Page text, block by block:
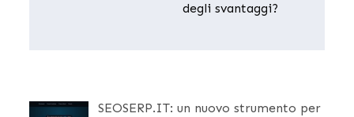
degli svantaggi?
SEOSERP.IT: un nuovo strumento per